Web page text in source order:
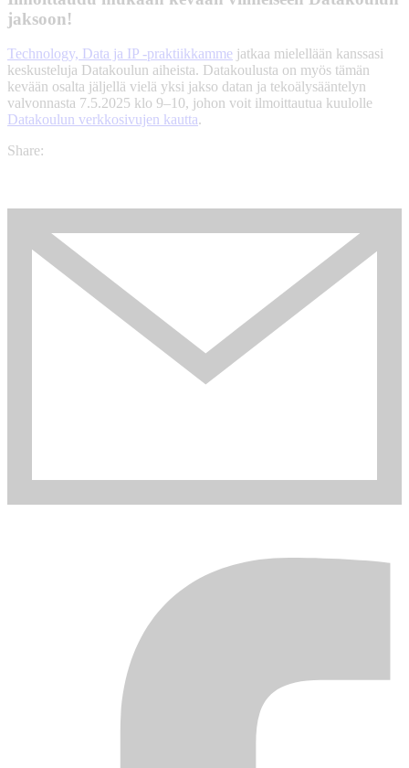
jaksoon!
Technology, Data ja IP -praktiikkamme jatkaa mielellään kanssasi
keskusteluja Datakoulun aiheista. Datakoulusta on myös tämän
kevään osalta jäljellä vielä yksi jakso datan ja tekoälysääntelyn
valvonnasta 7.5.2025 klo 9–10, johon voit ilmoittautua kuulolle
Datakoulun verkkosivujen kautta.
Share: